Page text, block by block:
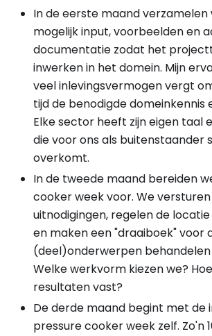
In de eerste maand verzamelen
mogelijk input, voorbeelden en
documentatie zodat het
inwerken in het domein. Mijn
veel inlevingsvermogen vergt
tijd de benodigde domeinkennis
Elke sector heeft zijn eigen taal
die voor ons als buitenstaander
overkomt.
In de tweede maand bereiden
cooker week voor. We
uitnodigingen, regelen de
en maken een "draaiboek" voor
(deel)onderwerpen
Welke werkvorm kiezen we?
resultaten vast?
De derde maand begint met de
pressure cooker week zelf. Zo'n